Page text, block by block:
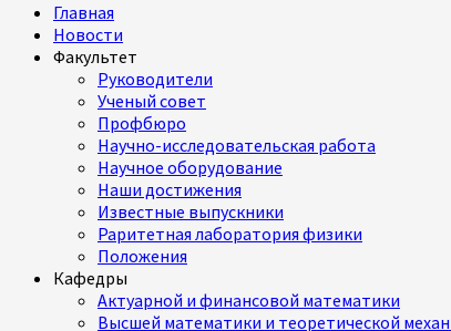
Главная
Новости
Факультет
Руководители
Ученый совет
Профбюро
Научно-исследовательская работа
Научное оборудование
Наши достижения
Известные выпускники
Раритетная лаборатория физики
Положения
Кафедры
Актуарной и финансовой математики
Высшей математики и теоретической